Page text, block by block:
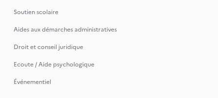
Soutien scolaire
Aides aux démarches administratives
Droit et conseil juridique
Ecoute / Aide psychologique
Événementiel